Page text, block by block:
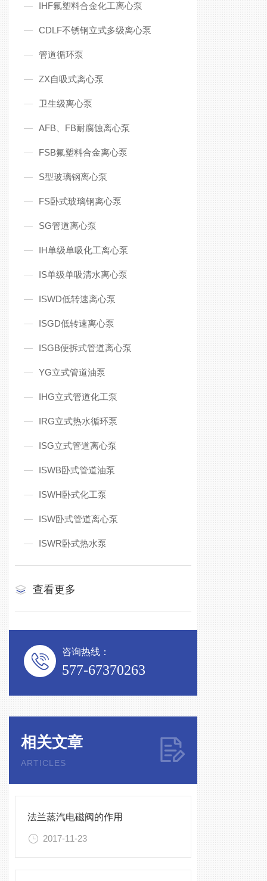
IHF氟塑料合金化工离心泵
CDLF不锈钢立式多级离心泵
管道循环泵
ZX自吸式离心泵
卫生级离心泵
AFB、FB耐腐蚀离心泵
FSB氟塑料合金离心泵
S型玻璃钢离心泵
FS卧式玻璃钢离心泵
SG管道离心泵
IH单级单吸化工离心泵
IS单级单吸清水离心泵
ISWD低转速离心泵
ISGD低转速离心泵
ISGB便拆式管道离心泵
YG立式管道油泵
IHG立式管道化工泵
IRG立式热水循环泵
ISG立式管道离心泵
ISWB卧式管道油泵
ISWH卧式化工泵
ISW卧式管道离心泵
ISWR卧式热水泵
查看更多
咨询热线：
577-67370263
相关文章
ARTICLES
法兰蒸汽电磁阀的作用
2017-11-23